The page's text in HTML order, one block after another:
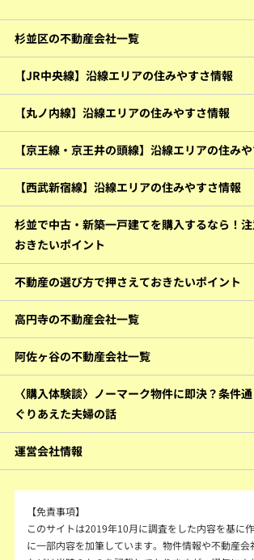
杉並区の不動産会社一覧
【JR中央線】沿線エリアの住みやすさ情報
【丸ノ内線】沿線エリアの住みやすさ情報
【京王線・京王井の頭線】沿線エリアの住み
【西武新宿線】沿線エリアの住みやすさ情報
杉並で中古・新築一戸建てを購入するなら！
おきたいポイント
不動産の選び方で押さえておきたいポイント
高円寺の不動産会社一覧
阿佐ヶ谷の不動産会社一覧
〈購入体験談〉ノーマーク物件に即決？条件
ぐりあえた夫婦の話
運営会社情報
【免責事項】
このサイトは2019年10月に調査をした内容を基に
に一部内容を加筆しています。物件情報や不動産会